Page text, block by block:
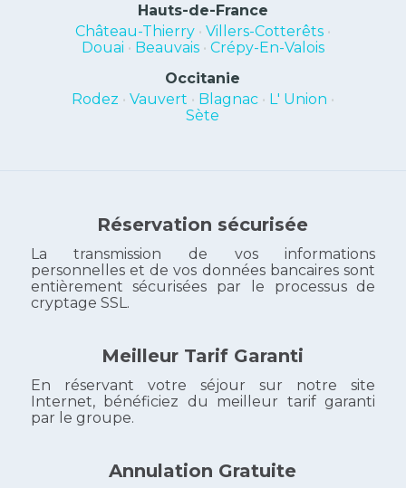
Hauts-de-France
Château-Thierry• Villers-Cotterêts•
Douai • Beauvais• Crépy-En-Valois
Occitanie
Rodez • Vauvert • Blagnac• L' Union •
Sète
Réservation sécurisée
La transmission de vos informations
personnelles et de vos données bancaires sont
entièrement sécurisées par le processus de
cryptage SSL.
Meilleur Tarif Garanti
En réservant votre séjour sur notre site
Internet, bénéficiez du meilleur tarif garanti
par le groupe.
Annulation Gratuite